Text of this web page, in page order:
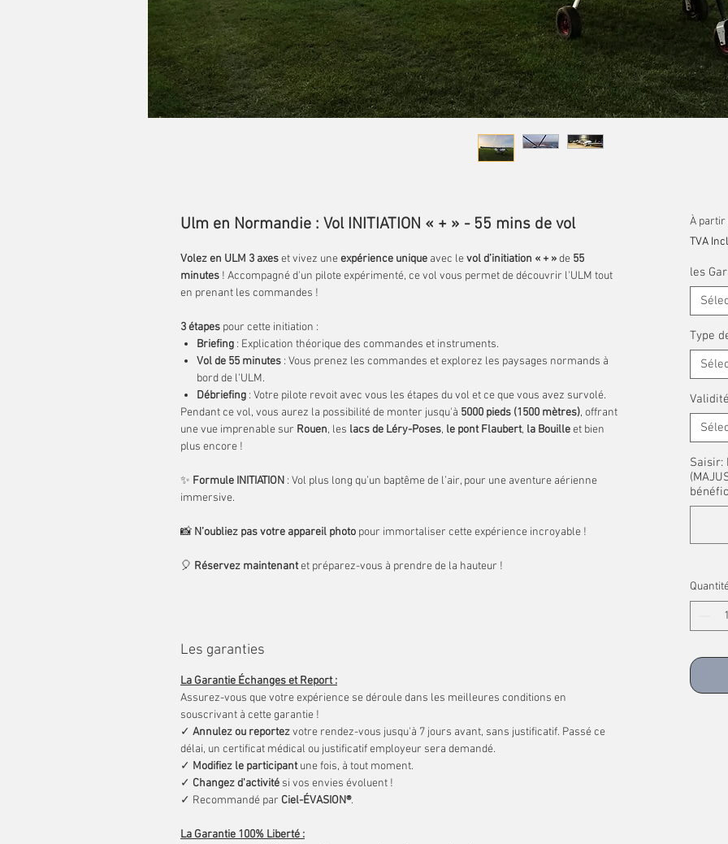
Ulm en Normandie : Vol INITIATION « + » - 55 mins de vol
Volez en ULM 3 axeset vivez uneexpérience unique avec levol d’initiation « + »de 55
minutes ! Accompagné d'un pilote expérimenté, ce vol vous permet de découvrir l'ULM tout
en prenant les commandes !
3 étapes pour cette initiation :
Briefing : Explication théorique des commandes et instruments.
Vol de 55 minutes : Vous prenez les commandes et explorez les paysages normands à
bord de l'ULM.
Débriefing : Votre pilote revoit avec vous les étapes du vol et ce que vous avez survolé.
Pendant ce vol, vous aurez la possibilité de monter jusqu'à 5000 pieds (1500 mètres), offrant
une vue imprenable sur Rouen, les lacs de Léry-Poses, le pont Flaubert, la Bouilleet bien
plus encore !
✨ Formule INITIATION : Vol plus long qu’un baptême de l’air, pour une aventure aérienne
immersive.
📸 N’oubliez pas votre appareil photo pour immortaliser cette expérience incroyable !
🎈 Réservez maintenantet préparez-vous à prendre de la hauteur !
Les garanties
La Garantie Échanges et Report :
Assurez-vous que votre expérience se déroule dans les meilleures conditions en
souscrivant à cette garantie !
✓ Annulez ou reportezvotre rendez-vous jusqu'à 7 jours avant, sans justificatif. Passé ce
délai, un certificat médical ou justificatif employeur sera demandé.
✓ Modifiez le participantune fois, à tout moment.
✓ Changez d'activité si vos envies évoluent !
✓ Recommandé par Ciel-ÉVASION®.
La Garantie 100% Liberté :
À partir
TVA
les
Type
Validité
Saisir: